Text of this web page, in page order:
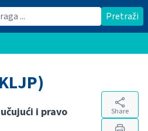
Pretraži
i pravo
Share